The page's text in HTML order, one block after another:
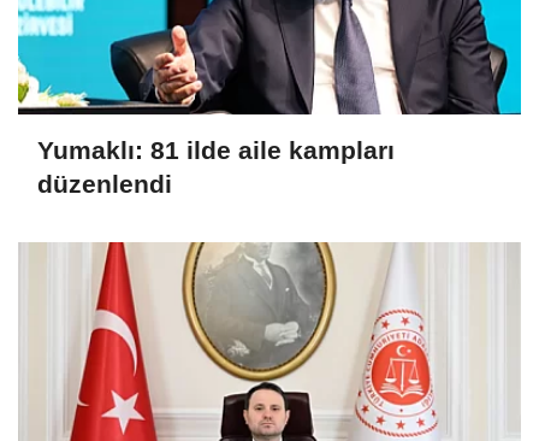
Yumaklı: 81 ilde aile kampları
düzenlendi